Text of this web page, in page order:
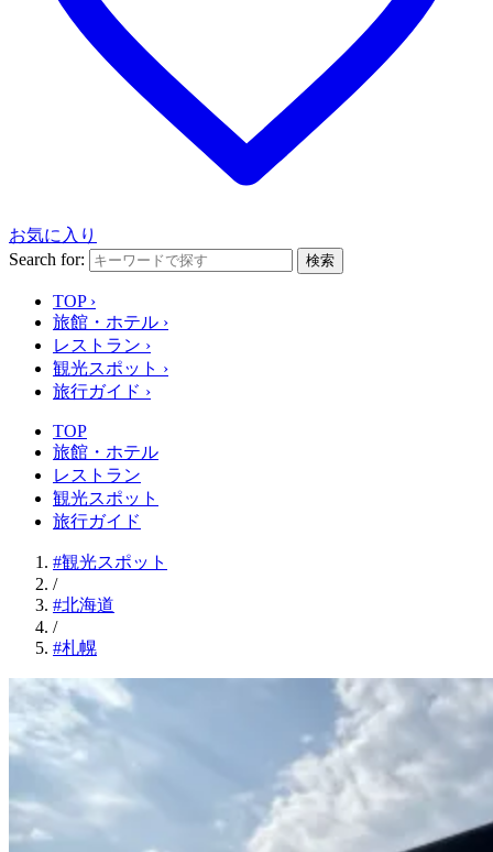
お気に入り
Search for:
検索
TOP ›
旅館・ホテル ›
レストラン ›
観光スポット ›
旅行ガイド ›
TOP
旅館・ホテル
レストラン
観光スポット
旅行ガイド
#観光スポット
/
#北海道
/
#札幌